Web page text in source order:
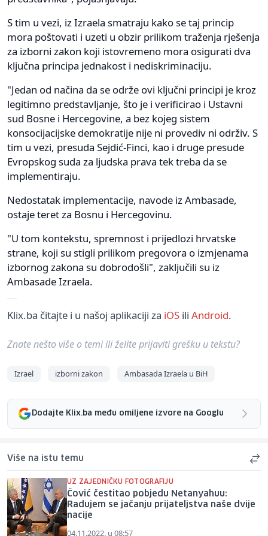
S tim u vezi, iz Izraela smatraju kako se taj princip
mora poštovati i uzeti u obzir prilikom traženja rješenja
za izborni zakon koji istovremeno mora osigurati dva
ključna principa jednakost i nediskriminaciju.
"Jedan od načina da se održe ovi ključni principi je kroz
legitimno predstavljanje, što je i verificirao i Ustavni
sud Bosne i Hercegovine, a bez kojeg sistem
konsocijacijske demokratije nije ni provediv ni održiv. S
tim u vezi, presuda Sejdić-Finci, kao i druge presude
Evropskog suda za ljudska prava tek treba da se
implementiraju.
Nedostatak implementacije, navode iz Ambasade,
ostaje teret za Bosnu i Hercegovinu.
"U tom kontekstu, spremnost i prijedlozi hrvatske
strane, koji su stigli prilikom pregovora o izmjenama
izbornog zakona su dobrodošli", zaključili su iz
Ambasade Izraela.
Klix.ba čitajte i u našoj aplikaciji za iOS ili Android.
Znate nešto više o temi ili želite prijaviti grešku u tekstu?
Izrael izborni zakon Ambasada Izraela u BiH
Dodajte Klix.ba među omiljene izvore na Googlu
Više na istu temu
UZ ZAJEDNIČKU FOTOGRAFIJU
Čović čestitao pobjedu Netanyahuu:
Radujem se jačanju prijateljstva naše dvije
nacije
04.11.2022. u 08:57